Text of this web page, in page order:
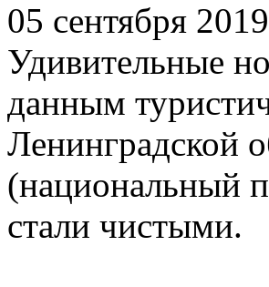
05 сентября
Удивительные
данным
Ленинградской
(национальный
стали чистыми.